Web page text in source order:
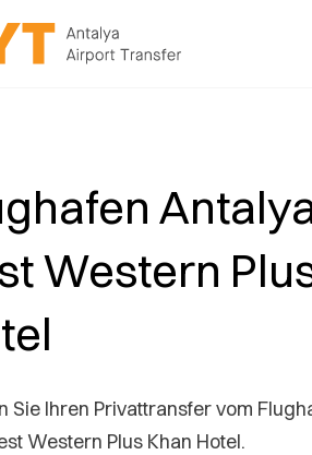
Western
Sie Ihren Privattransfer vom
Western Plus Khan Hotel.